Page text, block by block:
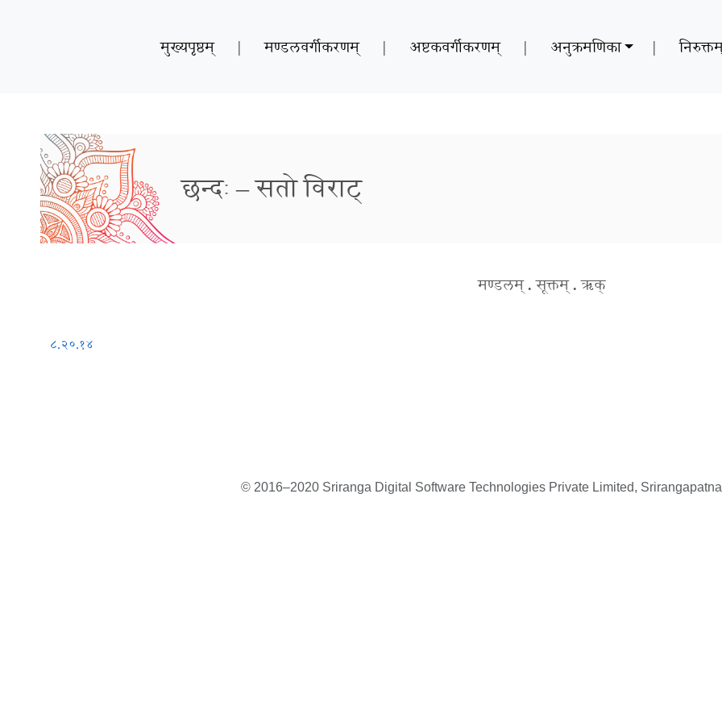
मुख्यपृष्ठम् | मण्डलवर्गीकरणम् | अष्टकवर्गीकरणम् | अनुक्रमणिका |
छन्दः – सतो विराट्
मण्डलम् . सूक्तम् . ऋक्
८.२०.१४
© 2016–2020 Sriranga Digital Software Technologies Private Limited,